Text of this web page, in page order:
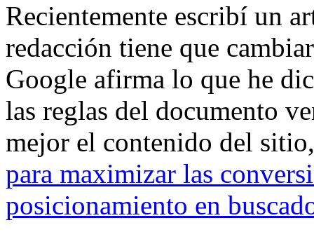
Recientemente escribí un
redacción tiene que
Google afirma lo que he
las reglas del documento
mejor el contenido del
para maximizar las
posicionamiento en